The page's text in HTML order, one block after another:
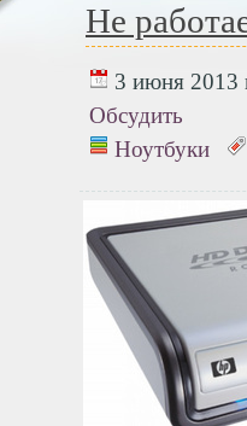
Не
3 июня 2013
Обсудить
Ноутбуки